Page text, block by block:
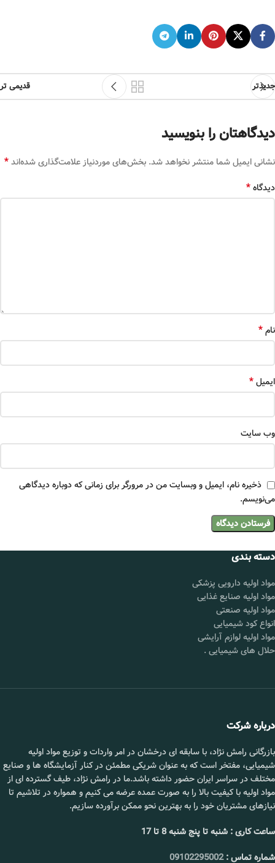
جدیدتر قدیمی تر
دیدگاهتان را بنویسید
نشانی ایمیل شما منتشر نخواهد شد. بخش‌های موردنیاز علامت‌گذاری شده‌اند*
دیدگاه*
نام*
ایمیل*
وب‌ سایت
ذخیره نام، ایمیل و وبسایت من در مرورگر برای زمانی که دوباره دیدگاهی
می‌نویسم.
دسته بندی
مواد اولیه دارویی پزشکی
مواد اولیه صنایع غذایی
مواد اولیه صنعتی
انواع کود شیمیایی
مواد اولیه لوازم آرایشی
حلال های شیمیایی .
درباره شرکت
بازرگانی رامش نژاد، با سابقه ای درخشان در امر واردات و توزیع مواد اولیه
شیمیایی، مفتخر است که به عنوان شریکی مطمئن در کنار آزمایشگاه ها و صنایع
مختلف در سراسر ایران حضور داشته باشد.ما در رامش نژاد، طیف گسترده ای از
مواد اولیه با کیفیت بالا را به صورت عمده عرضه می کنیم و همواره در تلاشیم تا
نیازهای مشتریان خود را به بهترین نحو ممکن برآورده سازیم.
ساعت کاری : شنبه تا پنج شنبه 8 تا 17
شماره تماس :09102295002